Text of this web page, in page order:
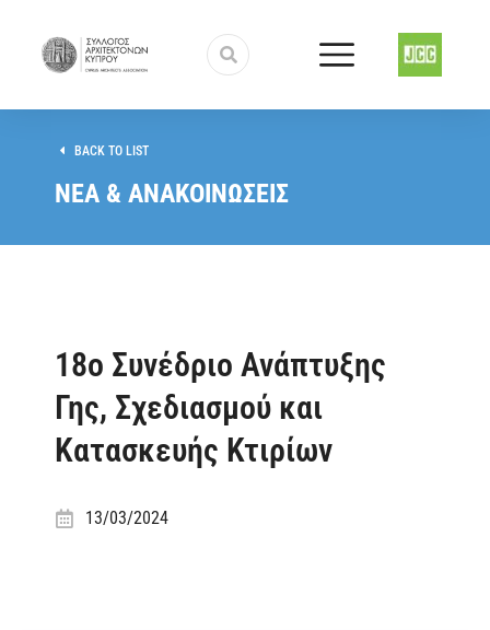
BACK TO LIST
ΝΕΑ & ΑΝΑΚΟΙΝΩΣΕΙΣ
18ο Συνέδριο Ανάπτυξης
Γης, Σχεδιασμού και
Κατασκευής Κτιρίων
13/03/2024